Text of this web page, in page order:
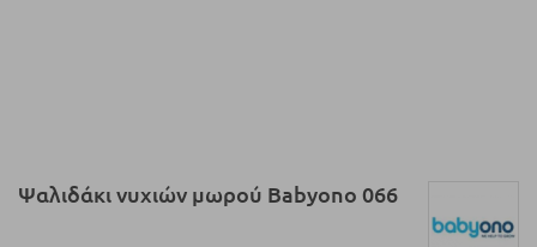
Μετάβαση
Ψαλιδάκι νυχιών μωρού Babyono 066